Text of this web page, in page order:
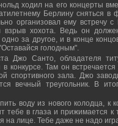
ходил на его концерты
Берлину сняться в
организовал ему встречу
хохота. Ведь он
за другое, и в конце
голодным".
Джо Санто, обладателя
конкурсе. Там он
спортивного зала. Джо
вечный треугольник. В
воду из нового колодца, к
тебе в глаза и прижимается к
на лице. Тебе даже не надо